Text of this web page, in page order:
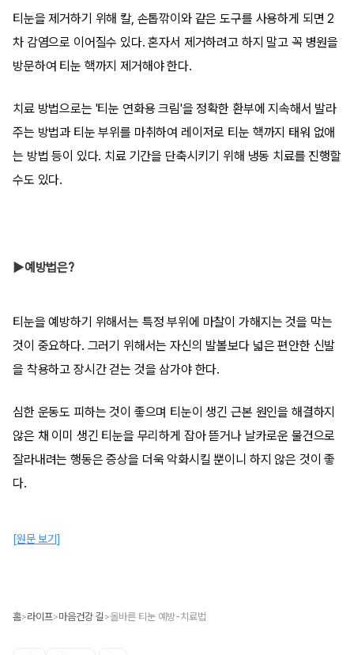
티눈을 제거하기 위해 칼, 손톱깎이와 같은 도구를 사용하게 되면 2
차 감염으로 이어질수 있다. 혼자서 제거하려고 하지 말고 꼭 병원을
방문하여 티눈 핵까지 제거해야 한다.
치료 방법으로는 '티눈 연화용 크림'을 정확한 환부에 지속해서 발라
주는 방법과 티눈 부위를 마취하여 레이저로 티눈 핵까지 태워 없애
는 방법 등이 있다. 치료 기간을 단축시키기 위해 냉동 치료를 진행할
수도 있다.
▶예방법은?
티눈을 예방하기 위해서는 특정 부위에 마찰이 가해지는 것을 막는
것이 중요하다. 그러기 위해서는 자신의 발볼보다 넓은 편안한 신발
을 착용하고 장시간 걷는 것을 삼가야 한다.
심한 운동도 피하는 것이 좋으며 티눈이 생긴 근본 원인을 해결하지
않은 채 이미 생긴 티눈을 무리하게 잡아 뜯거나 날카로운 물건으로
잘라내려는 행동은 증상을 더욱 악화시킬 뿐이니 하지 않은 것이 좋
다.
[원문 보기]
홈>라이프>마음건강 길 >올바른 티눈 예방-치료법